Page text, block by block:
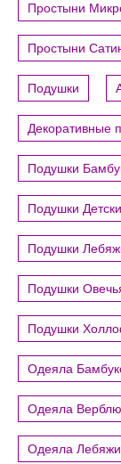
Простыни
Простыни
Подушки
Декоративные
Подушки
Подушки
Подушки
Подушки
Подушки
Одеяла
Одеяла
Одеяла